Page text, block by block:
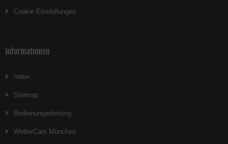
Cookie Einstellungen
Informationen
Index
Sitemap
Bedienunganleitung
WetterCam München